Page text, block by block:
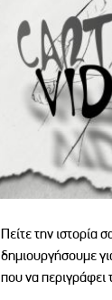
Πείτε την ιστορία
δημιουργήσουμε
που να περιγράφει